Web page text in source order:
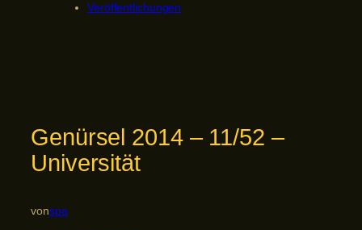
Veröffentlichungen
Genürsel 2014 – 11/52 –
Universität
vonspa